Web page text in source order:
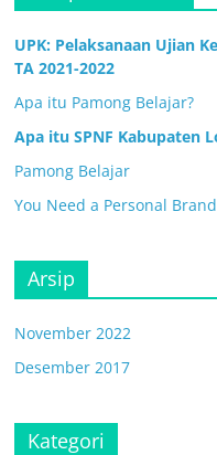
UPK: Pelaksanaan Ujian
TA 2021-2022
Apa itu Pamong Belajar?
Apa itu SPNF Kabupaten
Pamong Belajar
You Need a Personal
Arsip
November 2022
Desember 2017
Kategori